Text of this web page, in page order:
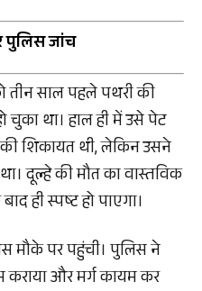
पुलिस जांच
तीन साल पहले पथरी की
चुका था। हाल ही में उसे पेट
शिकायत थी, लेकिन उसने
दूल्हे की मौत का वास्तविक
ही स्पष्ट हो पाएगा।
मौके पर पहुंची। पुलिस ने
कराया और मर्ग कायम कर